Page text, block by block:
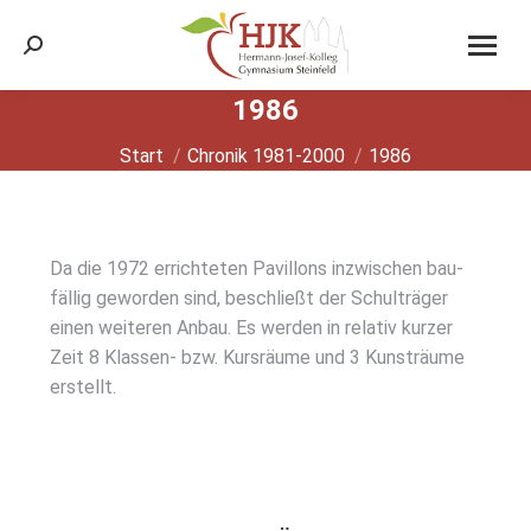
Search:
1986
Sie befinden sich hier:
Start Chronik 1981-2000 1986
Da die 1972 errich­te­ten Pavil­lons inzwi­schen bau­
fäl­lig gewor­den sind, beschließt der Schul­trä­ger
einen wei­te­ren Anbau. Es wer­den in rela­tiv kur­zer
Zeit 8 Klas­sen- bzw. Kurs­räu­me und 3 Kunst­räu­me
erstellt.